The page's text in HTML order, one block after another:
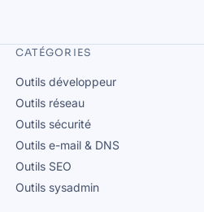
CATÉGORIES
Outils développeur
Outils réseau
Outils sécurité
Outils e-mail & DNS
Outils SEO
Outils sysadmin